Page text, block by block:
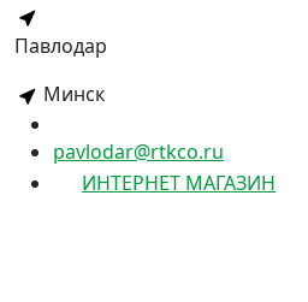
Павлодар
Минск
pavlodar@rtkco.ru
ИНТЕРНЕТ МАГАЗИН